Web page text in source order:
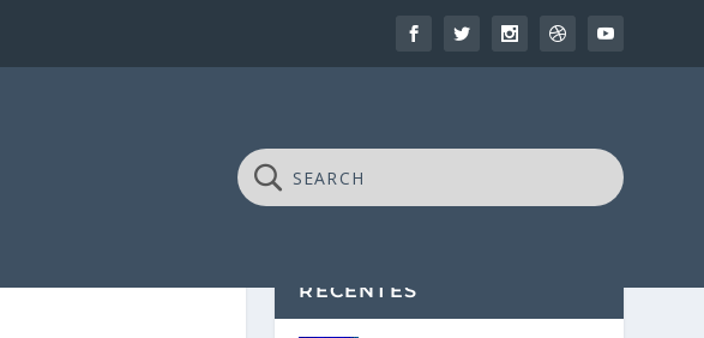
RECENTES